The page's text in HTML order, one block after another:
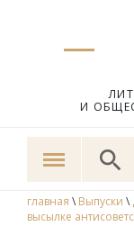
И
главная \ Выпуски \
высылке